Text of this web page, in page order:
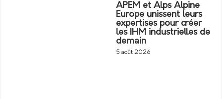
APEM et Alps Alpine
Europe unissent leurs
expertises pour créer
les IHM industrielles de
demain
5 août 2026